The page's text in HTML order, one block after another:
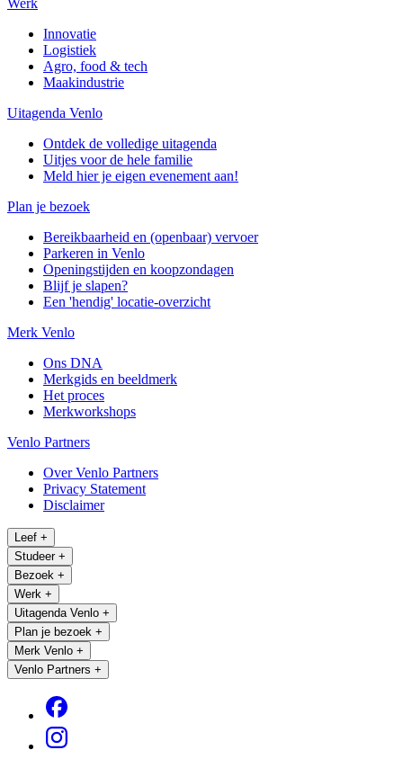
Innovatie
Logistiek
Agro, food & tech
Maakindustrie
Uitagenda Venlo
Ontdek de volledige uitagenda
Uitjes voor de hele familie
Meld hier je eigen evenement aan!
Plan je bezoek
Bereikbaarheid en (openbaar) vervoer
Parkeren in Venlo
Openingstijden en koopzondagen
Blijf je slapen?
Een 'hendig' locatie-overzicht
Merk Venlo
Ons DNA
Merkgids en beeldmerk
Het proces
Merkworkshops
Venlo Partners
Over Venlo Partners
Privacy Statement
Disclaimer
Leef +
Studeer +
Bezoek +
Werk +
Uitagenda Venlo +
Plan je bezoek +
Merk Venlo +
Venlo Partners +